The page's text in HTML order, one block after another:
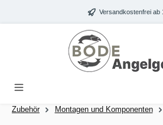
Zum Hauptinhalt springen Versandkostenfrei ab
Zubehör Montagen und Komponenten